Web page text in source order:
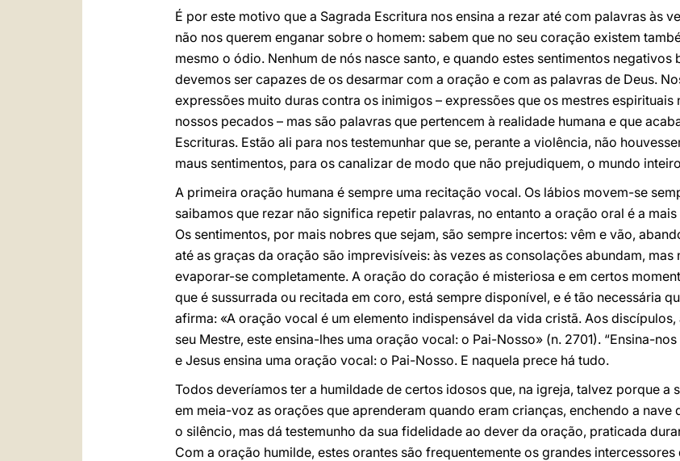
É por este motivo que a Sagrada Escritura nos ensina a rezar até com palavras às
não nos querem enganar sobre o homem: sabem que no seu coração existem
mesmo o ódio. Nenhum de nós nasce santo, e quando estes sentimentos
devemos ser capazes de os desarmar com a oração e com as palavras de Deus.
expressões muito duras contra os inimigos – expressões que os mestres
nossos pecados – mas são palavras que pertencem à realidade humana e que
Escrituras. Estão ali para nos testemunhar que se, perante a violência, não
maus sentimentos, para os canalizar de modo que não prejudiquem, o mundo
A primeira oração humana é sempre uma recitação vocal. Os lábios movem-se
saibamos que rezar não significa repetir palavras, no entanto a oração oral é a
Os sentimentos, por mais nobres que sejam, são sempre incertos: vêm e vão,
até as graças da oração são imprevisíveis: às vezes as consolações abundam,
evaporar-se completamente. A oração do coração é misteriosa e em certos
que é sussurrada ou recitada em coro, está sempre disponível, e é tão necessária
afirma: «A oração vocal é um elemento indispensável da vida cristã. Aos
seu Mestre, este ensina-lhes uma oração vocal: o Pai-Nosso» (n. 2701). “Ensina-
e Jesus ensina uma oração vocal: o Pai-Nosso. E naquela prece há tudo.
Todos deveríamos ter a humildade de certos idosos que, na igreja, talvez porque a
em meia-voz as orações que aprenderam quando eram crianças, enchendo a nave
o silêncio, mas dá testemunho da sua fidelidade ao dever da oração, praticada
Com a oração humilde, estes orantes são frequentemente os grandes